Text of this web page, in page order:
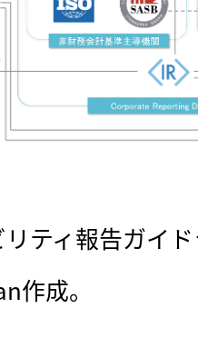
リティ報告ガイ
作成。